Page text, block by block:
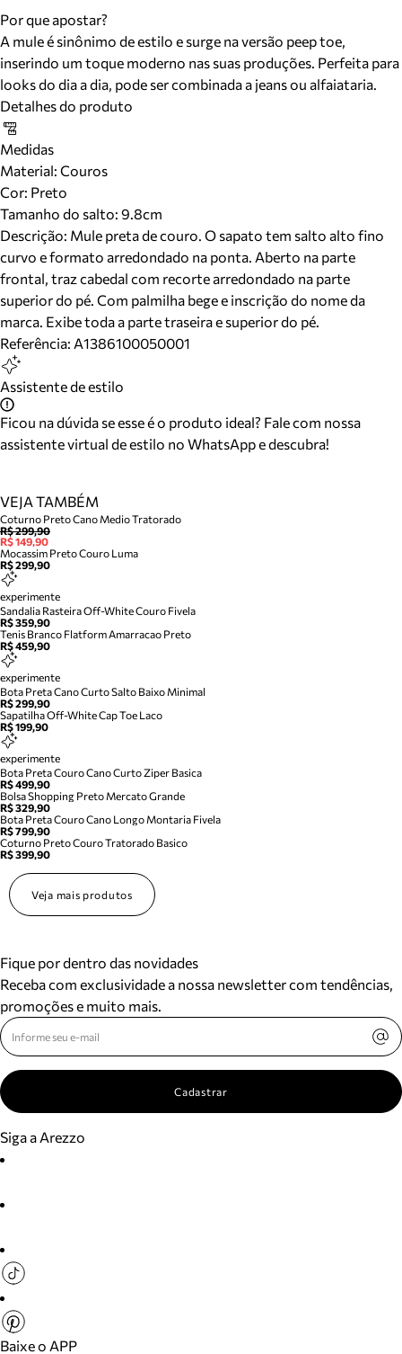
Por que apostar?
A mule é sinônimo de estilo e surge na versão peep toe,
inserindo um toque moderno nas suas produções. Perfeita para
looks do dia a dia, pode ser combinada a jeans ou alfaiataria.
Detalhes do produto
Medidas
Material: Couros
Cor: Preto
Tamanho do salto: 9.8cm
Descrição: Mule preta de couro. O sapato tem salto alto fino
curvo e formato arredondado na ponta. Aberto na parte
frontal, traz cabedal com recorte arredondado na parte
superior do pé. Com palmilha bege e inscrição do nome da
marca. Exibe toda a parte traseira e superior do pé.
Referência: A1386100050001
Assistente de estilo
Ficou na dúvida se esse é o produto ideal? Fale com nossa
assistente virtual de estilo no WhatsApp e descubra!
VEJA TAMBÉM
Coturno Preto Cano Medio Tratorado
R$ 299,90
R$ 149,90
Mocassim Preto Couro Luma
R$ 299,90
experimente
Sandalia Rasteira Off-White Couro Fivela
R$ 359,90
Tenis Branco Flatform Amarracao Preto
R$ 459,90
experimente
Bota Preta Cano Curto Salto Baixo Minimal
R$ 299,90
Sapatilha Off-White Cap Toe Laco
R$ 199,90
experimente
Bota Preta Couro Cano Curto Ziper Basica
R$ 499,90
Bolsa Shopping Preto Mercato Grande
R$ 329,90
Bota Preta Couro Cano Longo Montaria Fivela
R$ 799,90
Coturno Preto Couro Tratorado Basico
R$ 399,90
Veja mais produtos
Fique por dentro das novidades
Receba com exclusividade a nossa newsletter com tendências,
promoções e muito mais.
Cadastrar
Siga a Arezzo
Baixe o APP